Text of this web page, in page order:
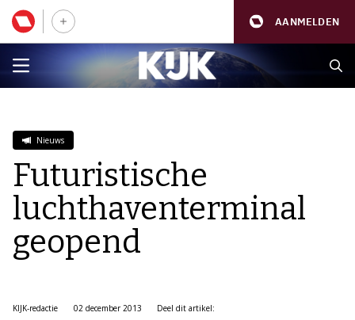
AANMELDEN
Nieuws
Futuristische
luchthaventerminal
geopend
KIJK-redactie
02 december 2013
Deel dit artikel: